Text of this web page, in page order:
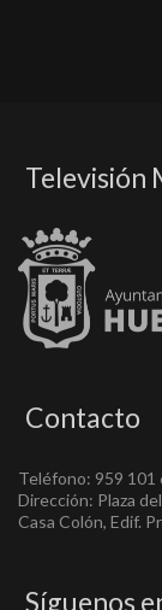
Televisión
Contacto
Teléfono: 959 101
Dirección: Plaza
Casa Colón, Edif.
Síguenos